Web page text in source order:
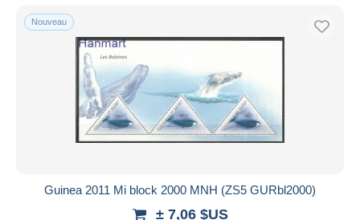
Nouveau
Guinea 2011 Mi block 2000 MNH (ZS5 GURbl2000)
± 7,06 $US